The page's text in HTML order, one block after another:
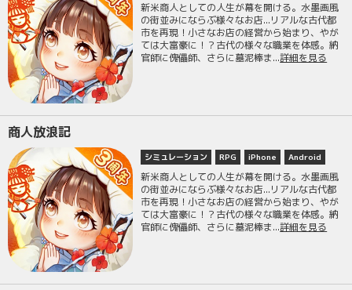
新米商人としての人生が幕を開ける。水墨画風
の街並みにならぶ様々なお店...リアルな古代都
市を再現！小さなお店の経営から始まり、やが
ては大富豪に！？古代の様々な職業を体感。納
官師に傀儡師、さらに墓泥棒ま...詳細を見る
商人放浪記
シミュレーション RPG iPhone Android
新米商人としての人生が幕を開ける。水墨画風
の街並みにならぶ様々なお店...リアルな古代都
市を再現！小さなお店の経営から始まり、やが
ては大富豪に！？古代の様々な職業を体感。納
官師に傀儡師、さらに墓泥棒ま...詳細を見る